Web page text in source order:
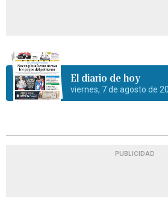
El diario de hoy
viernes, 7 de agosto de
PUBLICIDAD